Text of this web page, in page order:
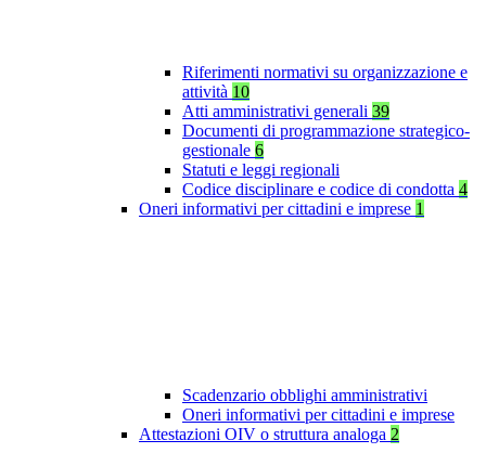
Riferimenti normativi su organizzazione e
attività 10
Atti amministrativi generali 39
Documenti di programmazione strategico-
gestionale 6
Statuti e leggi regionali
Codice disciplinare e codice di condotta 4
Oneri informativi per cittadini e imprese 1
Scadenzario obblighi amministrativi
Oneri informativi per cittadini e imprese
Attestazioni OIV o struttura analoga 2